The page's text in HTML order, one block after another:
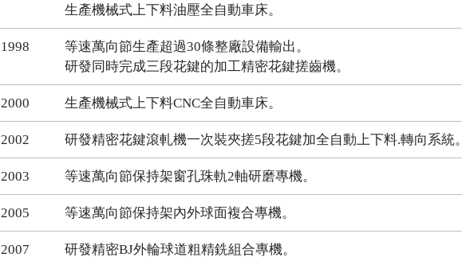
生產機械式上下料油壓全自動車床。
1998
等速萬向節生產超過30條整廠設備輸出。
研發同時完成三段花鍵的加工精密花鍵搓齒機。
2000 生產機械式上下料CNC全自動車床。
2002 研發精密花鍵滾軋機一次裝夾搓5段花鍵加全自動上下料.轉向系統。
2003 等速萬向節保持架窗孔珠軌2軸研磨專機。
2005 等速萬向節保持架內外球面複合專機。
2007
研發精密BJ外輪球道粗精銑組合專機。